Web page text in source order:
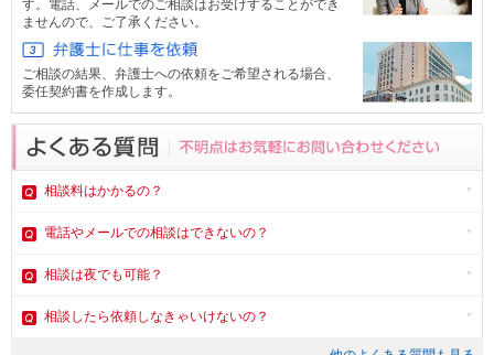
す。電話、メールでのご相談はお受けすることができ
ませんので、ご了承ください。
ご相談の結果、弁護士への依頼をご希望される場合、
委任契約書を作成します。
相談料はかかるの？
電話やメールでの相談はできないの？
相談は夜でも可能？
相談したら依頼しなきゃいけないの？